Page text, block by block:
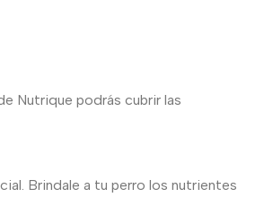
Nutrique podrás cubrir las
Brindale a tu perro los nutrientes